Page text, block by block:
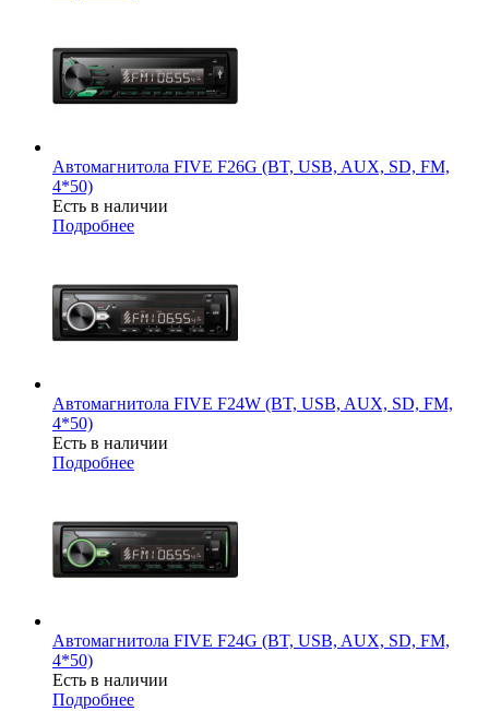
Автомагнитола FIVE F26G (BT, USB, AUX, SD, FM,
4*50)
Есть в наличии
Подробнее
Автомагнитола FIVE F24W (BT, USB, AUX, SD, FM,
4*50)
Есть в наличии
Подробнее
Автомагнитола FIVE F24G (BT, USB, AUX, SD, FM,
4*50)
Есть в наличии
Подробнее